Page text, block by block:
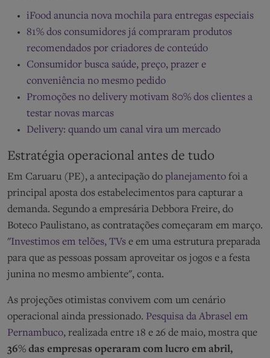
iFood anuncia nova mochila para entregas especiais
81% dos consumidores já compraram produtos
recomendados por criadores de conteúdo
Consumidor busca saúde, preço, prazer e
conveniência no mesmo pedido
Promoções no delivery motivam 80% dos clientes a
testar novas marcas
Delivery: quando um canal vira um mercado
Estratégia operacional antes de tudo
Em Caruaru (PE), a antecipação do planejamento foi a
principal aposta dos estabelecimentos para capturar a
demanda. Segundo a empresária Debbora Freire, do
Boteco Paulistano, as contratações começaram em março.
"Investimos em telões, TVs e em uma estrutura preparada
para que as pessoas possam aproveitar os jogos e a festa
junina no mesmo ambiente", conta.
As projeções otimistas convivem com um cenário
operacional ainda pressionado. Pesquisa da Abrasel em
Pernambuco, realizada entre 18 e 26 de maio, mostra que
36% das empresas operaram com lucro em abril,